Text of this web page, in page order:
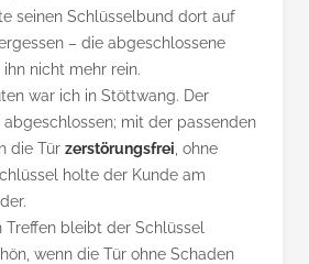
seinen Schlüsselbund dort auf
– die abgeschlossene
nicht mehr rein.
war ich in Stöttwang. Der
mit der passenden
die Tür zerstörungsfrei , ohne
holte der Kunde am
Treffen bleibt der Schlüssel
wenn die Tür ohne Schaden